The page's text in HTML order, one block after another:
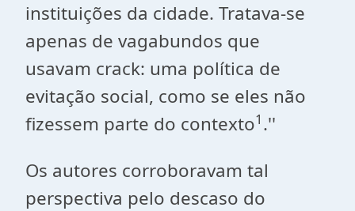
instituições da cidade. Tratava-se
apenas de vagabundos que
usavam crack: uma política de
evitação social, como se eles não
fizessem parte do contexto1 .''
Os autores corroboravam tal
perspectiva pelo descaso do